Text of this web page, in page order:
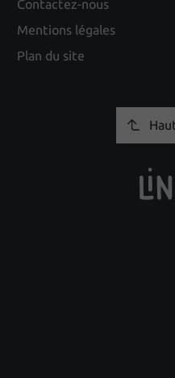
Contactez-nous
Mentions légales
Plan du site